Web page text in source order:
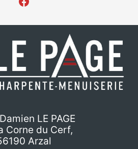
LE PAGE
Corne du Cerf,
Arzal